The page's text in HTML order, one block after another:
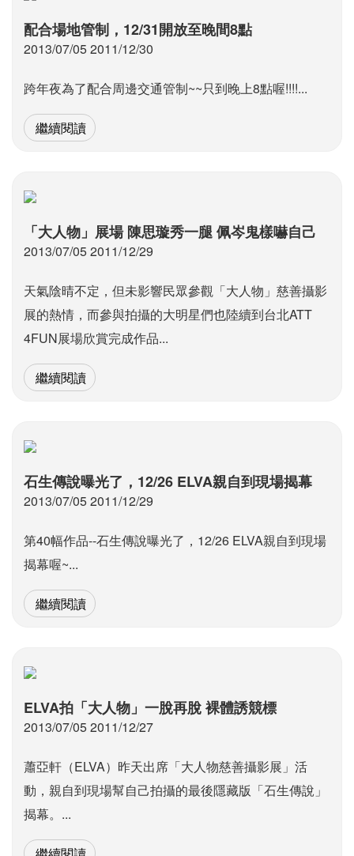
配合場地管制，12/31開放至晚間8點
2013/07/05 2011/12/30
跨年夜為了配合周邊交通管制~~只到晚上8點喔!!!!...
繼續閱讀
「大人物」展場 陳思璇秀一腿 佩岑鬼樣嚇自己
2013/07/05 2011/12/29
天氣陰晴不定，但未影響民眾參觀「大人物」慈善攝影
展的熱情，而參與拍攝的大明星們也陸續到台北ATT
4FUN展場欣賞完成作品...
繼續閱讀
石生傳說曝光了，12/26 ELVA親自到現場揭幕
2013/07/05 2011/12/29
第40幅作品--石生傳說曝光了，12/26 ELVA親自到現場
揭幕喔~...
繼續閱讀
ELVA拍「大人物」一脫再脫 裸體誘競標
2013/07/05 2011/12/27
蕭亞軒（ELVA）昨天出席「大人物慈善攝影展」活
動，親自到現場幫自己拍攝的最後隱藏版「石生傳說」
揭幕。...